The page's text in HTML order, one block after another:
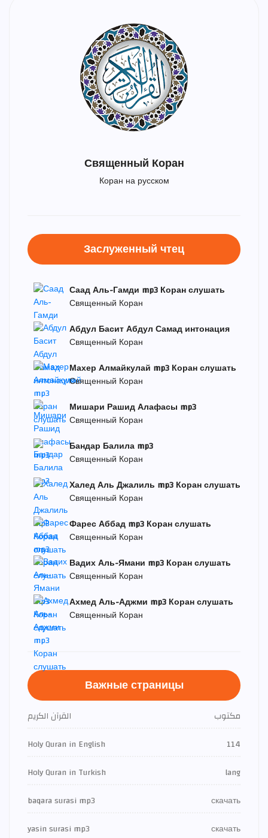
Священный Коран
Коран на русском
Заслуженный чтец
Саад Аль-Гамди mp3 Коран слушать
Священный Коран
Абдул Басит Абдул Самад интонация
Священный Коран
Махер Алмайкулай mp3 Коран слушать
Священный Коран
Мишари Рашид Алафасы mp3
Священный Коран
Бандар Балила mp3
Священный Коран
Халед Аль Джалиль mp3 Коран слушать
Священный Коран
Фарес Аббад mp3 Коран слушать
Священный Коран
Вадих Аль-Ямани mp3 Коран слушать
Священный Коран
Ахмед Аль-Аджми mp3 Коран слушать
Священный Коран
Важные страницы
القرآن الكريم
مكتوب
Holy Quran in English
114
Holy Quran in Turkish
lang
baqara surasi mp3
скачать
yasin surasi mp3
скачать